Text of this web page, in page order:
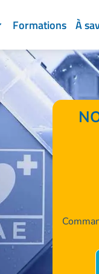
Formations À